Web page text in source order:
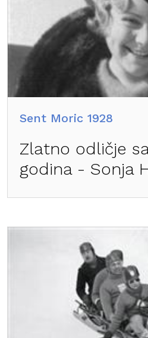
Sent Moric 1928
Zlatno odličje
godina - Sonja